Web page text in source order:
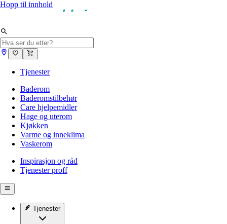
Hopp til innhold
Tjenester
Baderom
Baderomstilbehør
Care hjelpemidler
Hage og uterom
Kjøkken
Varme og inneklima
Vaskerom
Inspirasjon og råd
Tjenester proff
Tjenester